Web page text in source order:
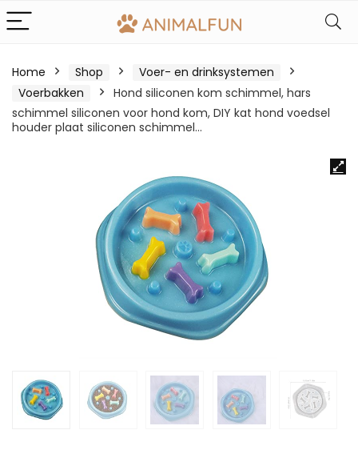
Home Shop
Voer- en drinksystemen
Voerbakken
Hond siliconen kom schimmel, hars
schimmel siliconen voor hond kom, DIY kat hond voedsel
houder plaat siliconen schimmel…